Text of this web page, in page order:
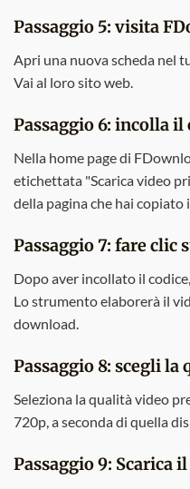
Passaggio 5: visita
Apri una nuova scheda nel
Vai al loro sito web.
Passaggio 6: incolla il
Nella home page di
etichettata "Scarica video
della pagina che hai copiato
Passaggio 7: fare clic
Dopo aver incollato il
Lo strumento elaborerà il
download.
Passaggio 8: scegli la
Seleziona la qualità video
720p, a seconda di quella
Passaggio 9: Scarica